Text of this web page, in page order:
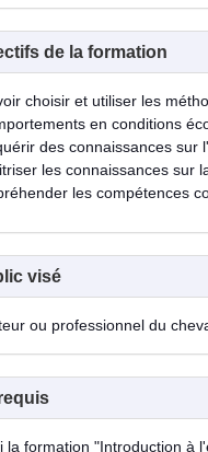
de la formation
choisir et utiliser les
en conditions
des connaissances sur
les connaissances sur
les compétences
visé
ou professionnel du
la formation "Introduction à